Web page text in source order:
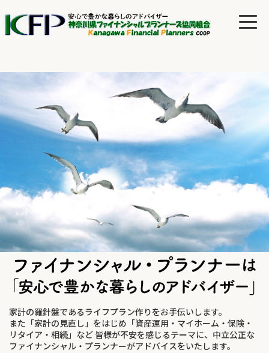
家計の羅針盤であるライフプラン作りをお手伝いします。
また「家計の見直し」をはじめ「資産運用・マイホーム・保険・
リタイア・相続」など 皆様が不安を感じるテーマに、中立公正な
ファイナンシャル・プランナーがアドバイスをいたします。